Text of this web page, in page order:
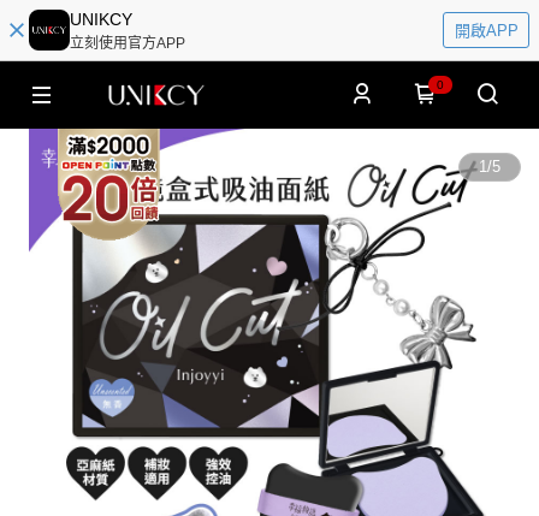
UNIKCY
立刻使用官方APP
開啟APP
0
1/5